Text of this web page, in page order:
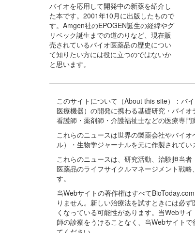
バイオを応用して開発中の新薬を紹介し
た本です。2001年10月に出版したもので
す。Amgen社のEPOGEN誕生の経緯やグ
リベック誕生までの道のりなど、現在販
売されているバイオ医薬品の歴史につい
て知りたい方には役に立つのではないか
と思います。
このサイトについて（About this site）：バ
医療機器）の開発に携わる基礎研究・バイ
看護師・薬剤師・介護福祉士などの医療専
これらのニュースは世界の製薬会社やバイ
ル）・生物学ジャーナルを元に作製されてい
これらのニュースは、研究活動、治験担当
医薬品のライフサイクルマネージメント戦
す。
当Webサイトの著作権はすべて
りません。新しい治療法を試すときには必
くなっている可能性があります。当Webサ
師の診察をうけることなく、当Webサイト